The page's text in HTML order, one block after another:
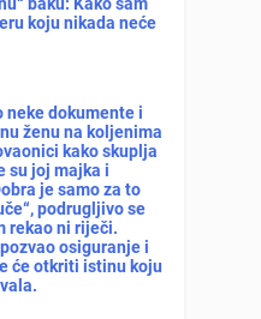
baku: Kako sam
koju nikada neće
neke dokumente i
ženu na koljenima
kako skuplja
su joj majka i
je samo za to
podrugljivo se
rekao ni riječi.
osiguranje i
će otkriti istinu koju